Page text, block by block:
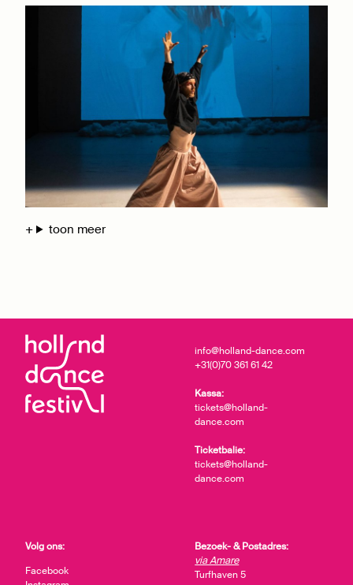
toon meer
info@holland-dance.com
+31(0)70 361 61 42
Kassa:
tickets@holland-
dance.com
Ticketbalie:
tickets@holland-
dance.com
Bezoek- & Postadres:
via Amare
Turfhaven 5
Volg ons:
Facebook